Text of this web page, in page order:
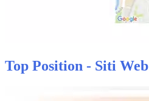
Top Position - Siti Web